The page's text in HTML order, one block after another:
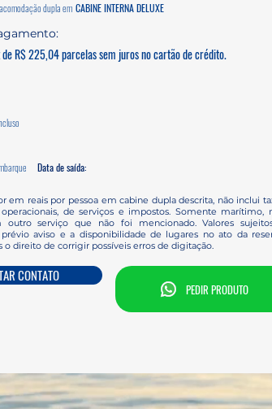
CABINE INTERNA DELUXE
dupla em
R$ 225,04 parcelas sem juros no cartão de crédito.
Data de saída:
em reais por pessoa em cabine dupla descrita, não inclui
de serviços e impostos. Somente marítimo,
outro serviço que não foi mencionado. Valores
aviso e a disponibilidade de lugares no ato da
o direito de corrigir possíveis erros de digitação.
CONTATO
PEDIR PRODUTO